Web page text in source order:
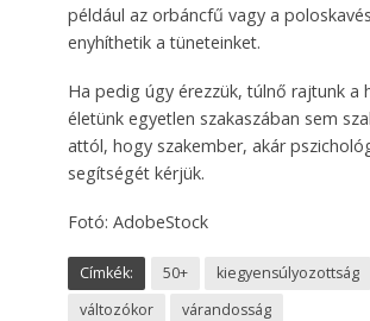
például az orbáncfű vagy a
enyhíthetik a tüneteinket.
Ha pedig úgy érezzük, túlnő rajtunk a
életünk egyetlen szakaszában sem
attól, hogy szakember, akár
segítségét kérjük.
Fotó: AdobeStock
Címkék: 50+
kiegyensúlyozottság
változókor
várandosság